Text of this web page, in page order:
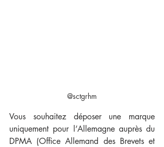
@sctgrhm
Vous souhaitez déposer une marque
uniquement pour l’Allemagne auprès du
DPMA (Office Allemand des Brevets et